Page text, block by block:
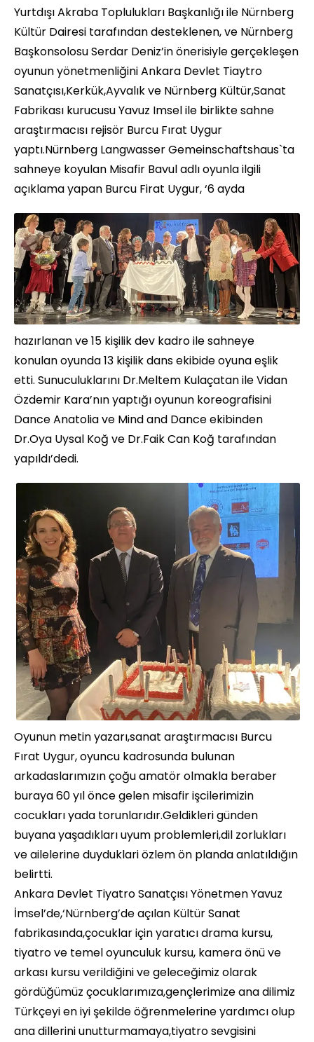
Yurtdışı Akraba Toplulukları Başkanlığı ile Nürnberg
Kültür Dairesi tarafından desteklenen, ve Nürnberg
Başkonsolosu Serdar Deniz’in önerisiyle gerçekleşen
oyunun yönetmenliğini Ankara Devlet Tiaytro
Sanatçısı,Kerkük,Ayvalık ve Nürnberg Kültür,Sanat
Fabrikası kurucusu Yavuz Imsel ile birlikte sahne
araştırmacısı rejisör Burcu Fırat Uygur
yaptı.Nürnberg Langwasser Gemeinschaftshaus`ta
sahneye koyulan Misafir Bavul adlı oyunla ilgili
açıklama yapan Burcu Firat Uygur, ‘6 ayda
hazırlanan ve 15 kişilik dev kadro ile sahneye
konulan oyunda 13 kişilik dans ekibide oyuna eşlik
etti. Sunuculuklarını Dr.Meltem Kulaçatan ile Vidan
Özdemir Kara’nın yaptığı oyunun koreografisini
Dance Anatolia ve Mind and Dance ekibinden
Dr.Oya Uysal Koğ ve Dr.Faik Can Koğ tarafından
yapıldı’dedi.
Oyunun metin yazarı,sanat araştırmacısı Burcu
Fırat Uygur, oyuncu kadrosunda bulunan
arkadaslarımızın çoğu amatör olmakla beraber
buraya 60 yıl önce gelen misafir işcilerimizin
cocukları yada torunlarıdır.Geldikleri günden
buyana yaşadıkları uyum problemleri,dil zorlukları
ve ailelerine duyduklari özlem ön planda anlatıldığın
belirtti.
Ankara Devlet Tiyatro Sanatçısı Yönetmen Yavuz
İmsel’de,‘Nürnberg’de açılan Kültür Sanat
fabrikasında,çocuklar için yaratıcı drama kursu,
tiyatro ve temel oyunculuk kursu, kamera önü ve
arkası kursu verildiğini ve geleceğimiz olarak
gördüğümüz çocuklarımıza,gençlerimize ana dilimiz
Türkçeyi en iyi şekilde öğrenmelerine yardımcı olup
ana dillerini unutturmamaya,tiyatro sevgisini